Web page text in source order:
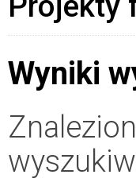
Wyniki